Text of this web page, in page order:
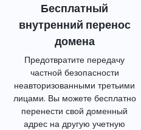
Бесплатный
внутренний перенос
домена
Предотвратите передачу
частной безопасности
неавторизованными третьими
лицами. Вы можете бесплатно
перенести свой доменный
адрес на другую учетную